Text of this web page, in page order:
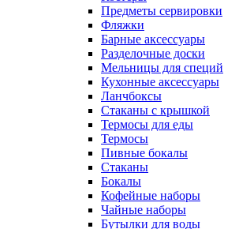
Предметы сервировки
Фляжки
Барные аксессуары
Разделочные доски
Мельницы для специй
Кухонные аксессуары
Ланчбоксы
Стаканы с крышкой
Термосы для еды
Термосы
Пивные бокалы
Стаканы
Бокалы
Кофейные наборы
Чайные наборы
Бутылки для воды